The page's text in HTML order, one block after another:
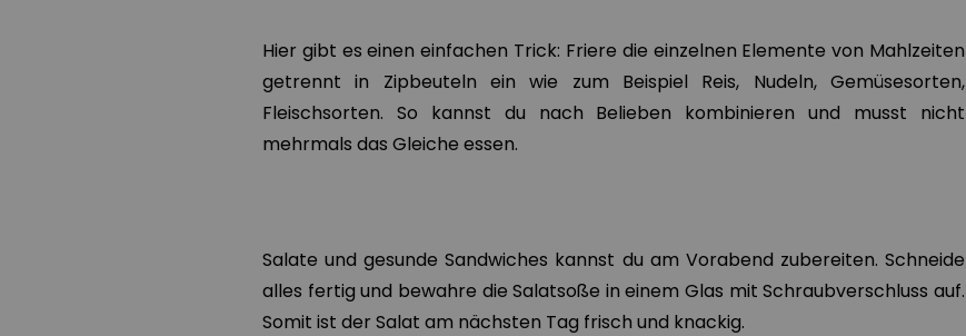
Hier gibt es einen einfachen Trick: Friere die einzelnen Elemente von Mahlzeiten
getrennt in Zipbeuteln ein wie zum Beispiel Reis, Nudeln, Gemüsesorten,
Fleischsorten. So kannst du nach Belieben kombinieren und musst nicht
mehrmals das Gleiche essen.
Salate und gesunde Sandwiches kannst du am Vorabend zubereiten. Schneide
alles fertig und bewahre die Salatsoße in einem Glas mit Schraubverschluss auf.
Somit ist der Salat am nächsten Tag frisch und knackig.